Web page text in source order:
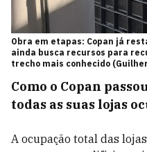
Obra em etapas: Copan já
ainda busca recursos para
trecho mais conhecido
Como o Copan
todas as suas lojas
A ocupação total das